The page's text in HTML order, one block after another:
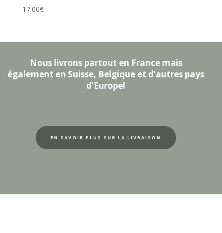
17.00€
Nous livrons partout en France mais
également en Suisse, Belgique et d’autres pays
d’Europe!
EN SAVOIR PLUS SUR LA LIVRAISON